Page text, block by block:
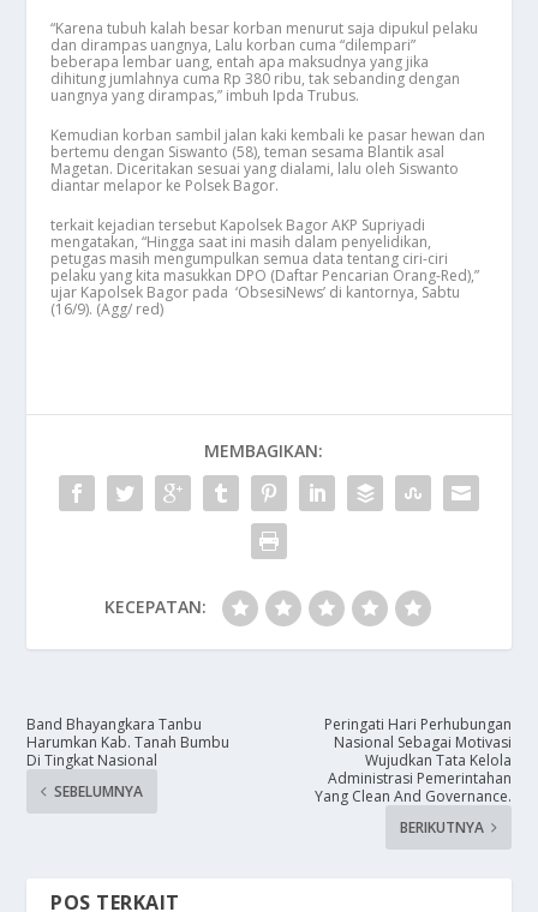
“Karena tubuh kalah besar korban menurut saja dipukul pelaku
dan dirampas uangnya, Lalu korban cuma “dilempari”
beberapa lembar uang, entah apa maksudnya yang jika
dihitung jumlahnya cuma Rp 380 ribu, tak sebanding dengan
uangnya yang dirampas,” imbuh Ipda Trubus.
Kemudian korban sambil jalan kaki kembali ke pasar hewan dan
bertemu dengan Siswanto (58), teman sesama Blantik asal
Magetan. Diceritakan sesuai yang dialami, lalu oleh Siswanto
diantar melapor ke Polsek Bagor.
terkait kejadian tersebut Kapolsek Bagor AKP Supriyadi
mengatakan, “Hingga saat ini masih dalam penyelidikan,
petugas masih mengumpulkan semua data tentang ciri-ciri
pelaku yang kita masukkan DPO (Daftar Pencarian Orang-Red),”
ujar Kapolsek Bagor pada ‘ObsesiNews’ di kantornya, Sabtu
(16/9). (Agg/ red)
MEMBAGIKAN:
KECEPATAN:
Band Bhayangkara Tanbu
Harumkan Kab. Tanah Bumbu
Di Tingkat Nasional
SEBELUMNYA
Peringati Hari Perhubungan
Nasional Sebagai Motivasi
Wujudkan Tata Kelola
Administrasi Pemerintahan
Yang Clean And Governance.
BERIKUTNYA
POS TERKAIT